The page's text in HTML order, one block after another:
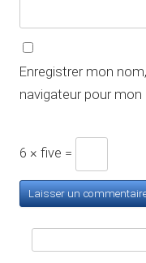
Enregistrer mon
navigateur pour
6 × five =